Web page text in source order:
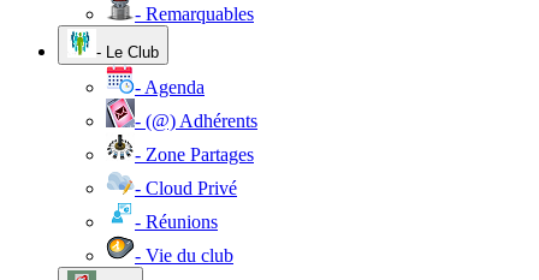
- Remarquables
- Le Club
- Agenda
- (@) Adhérents
- Zone Partages
- Cloud Privé
- Réunions
- Vie du club